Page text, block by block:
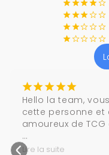
¡¡¡¡¢
¡¡¡¢¢
¡¡¢¢¢
¡¢¢¢¢
¡¡¡¡¡
Hello la team,
cette personne et
amoureux de
Merci encore 🙏
Lire la suite